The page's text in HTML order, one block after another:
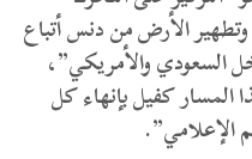
الأرض من دنس أتباع
السعودي والأمريكي”،
كفيل بإنهاء كل